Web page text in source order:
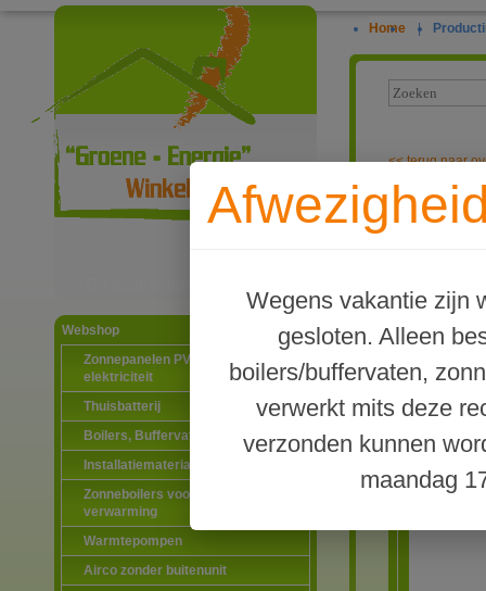
Webshop
Zonnepanelen PV-systemen
elektriciteit
Thuisbatterij
Boilers, Buffervaten en toebehoren
Installatiematerialen
Zonneboilers voor warmtapwater en
verwarming
Warmtepompen
Airco zonder buitenunit
Home |
Wegens vakantie zijn
gesloten. Alleen
boilers/buffervaten,
verwerkt mits deze
verzonden kunnen
maandag
<<terug naar